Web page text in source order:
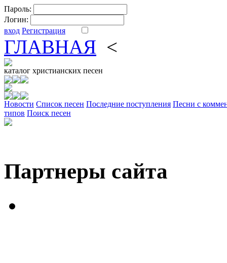
Пароль:
Логин:
вход Регистрация
ГЛАВНАЯ <
каталог христианских песен
Новости Cписок песен Последние поступления Песни с
типов Поиск песен
Партнеры сайта